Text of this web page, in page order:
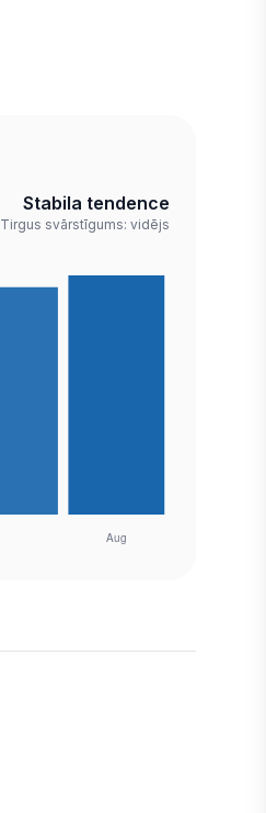
Stabila tendence
Tirgus svārstīgums: vidējs